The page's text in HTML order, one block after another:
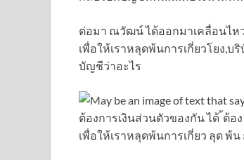
ต่อมา ณวัฒน์ ได้ออกมาเคลื่อนไห
เพื่อให้เราหลุดพ้นการเกี่ยวโยง,
บัญชีว่าอะไร